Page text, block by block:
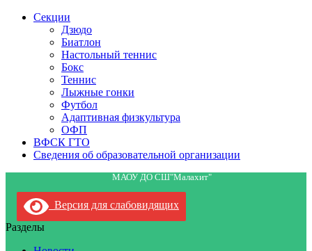
Секции
Дзюдо
Биатлон
Настольный теннис
Бокс
Теннис
Лыжные гонки
Футбол
Адаптивная физкультура
ОФП
ВФСК ГТО
Сведения об образовательной организации
МАОУ ДО СШ"Малахит"
Версия для слабовидящих
Разделы